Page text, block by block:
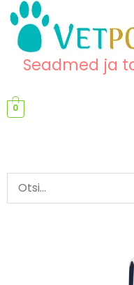
content
content
Seadmed ja
0